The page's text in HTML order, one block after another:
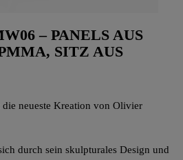
– PANELS AUS
SITZ AUS
neueste Kreation von Olivier
durch sein skulpturales Design und